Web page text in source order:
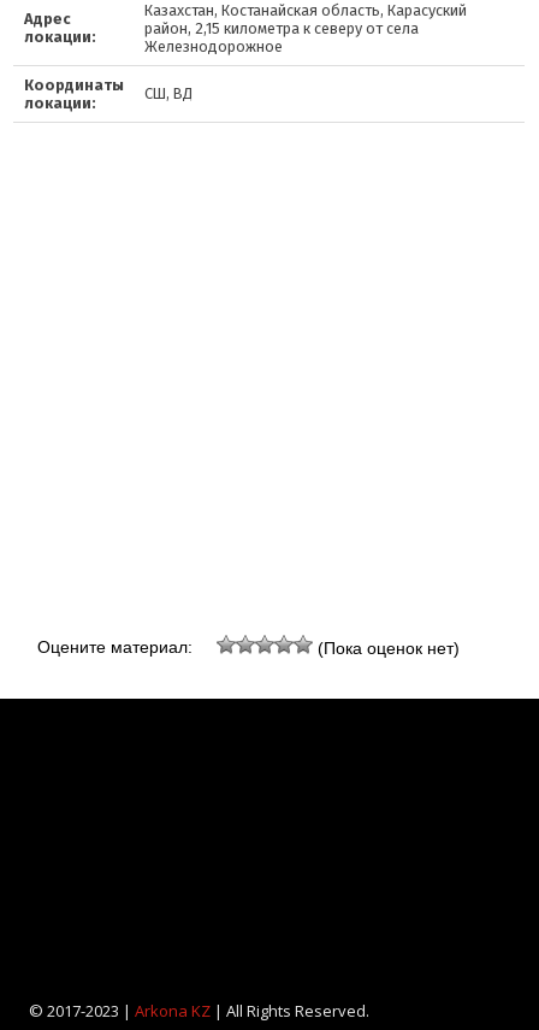
Адрес
локации:
Казахстан, Костанайская область, Карасуский
район, 2,15 километра к северу от села
Железнодорожное
Координаты
локации:
СШ, ВД
Оцените материал: (Пока оценок нет)
© 2017-2023 | Arkona KZ| All Rights Reserved.